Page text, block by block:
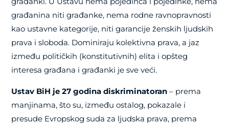
građanina niti građanke, nema rodne ravnopravnosti
kao ustavne kategorije, niti garancije ženskih ljudskih
prava i sloboda. Dominiraju kolektivna prava, a jaz
između političkih (konstitutivnih) elita i opšteg
interesa građana i građanki je sve veći.
Ustav BiH je 27 godina diskriminatoran – prema
manjinama, što su, između ostalog, pokazale i
presude Evropskog suda za ljudska prava, prema